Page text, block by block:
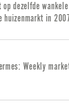
op dezelfde
huizenmarkt in
Weekly